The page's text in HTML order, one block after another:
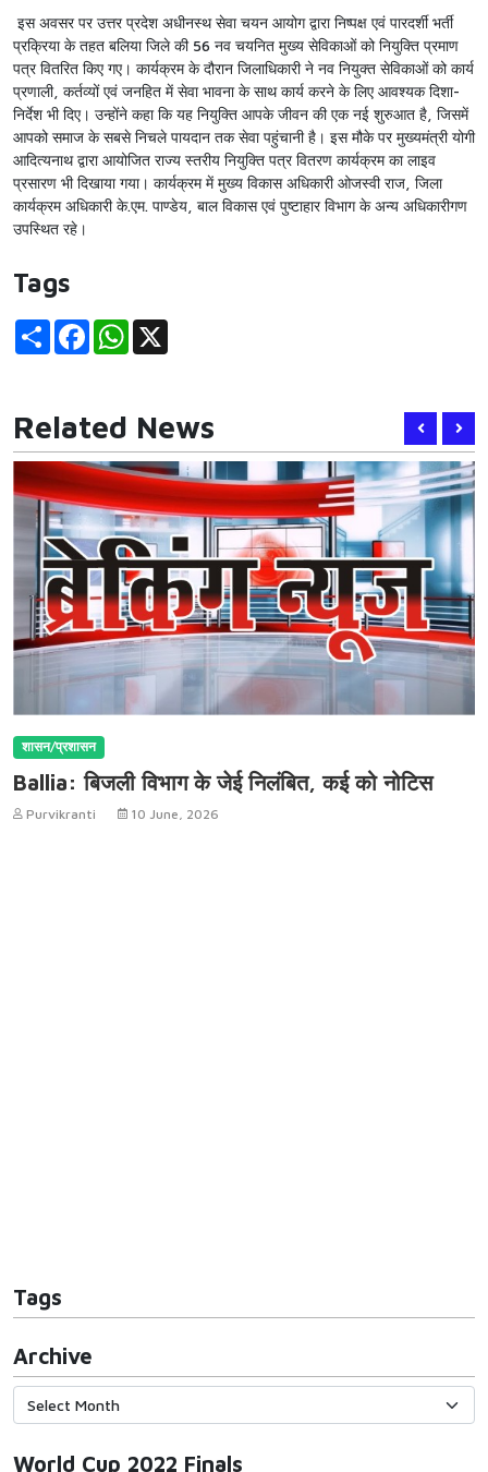
इस अवसर पर उत्तर प्रदेश अधीनस्थ सेवा चयन आयोग द्वारा निष्पक्ष एवं पारदर्शी भर्ती
प्रक्रिया के तहत बलिया जिले की 56 नव चयनित मुख्य सेविकाओं को नियुक्ति प्रमाण
पत्र वितरित किए गए। कार्यक्रम के दौरान जिलाधिकारी ने नव नियुक्त सेविकाओं को कार्य
प्रणाली, कर्तव्यों एवं जनहित में सेवा भावना के साथ कार्य करने के लिए आवश्यक दिशा-
निर्देश भी दिए। उन्होंने कहा कि यह नियुक्ति आपके जीवन की एक नई शुरुआत है, जिसमें
आपको समाज के सबसे निचले पायदान तक सेवा पहुंचानी है। इस मौके पर मुख्यमंत्री योगी
आदित्यनाथ द्वारा आयोजित राज्य स्तरीय नियुक्ति पत्र वितरण कार्यक्रम का लाइव
प्रसारण भी दिखाया गया। कार्यक्रम में मुख्य विकास अधिकारी ओजस्वी राज, जिला
कार्यक्रम अधिकारी के.एम. पाण्डेय, बाल विकास एवं पुष्टाहार विभाग के अन्य अधिकारीगण
उपस्थित रहे।
Tags
Share FacebookWhatsApp
Related News
शासन/प्रशासन
Ballia: बिजली विभाग के जेई निलंबित, कई को नोटिस
Purvikranti 10 June, 2026
Tags
Archive
World Cup 2022 Finals